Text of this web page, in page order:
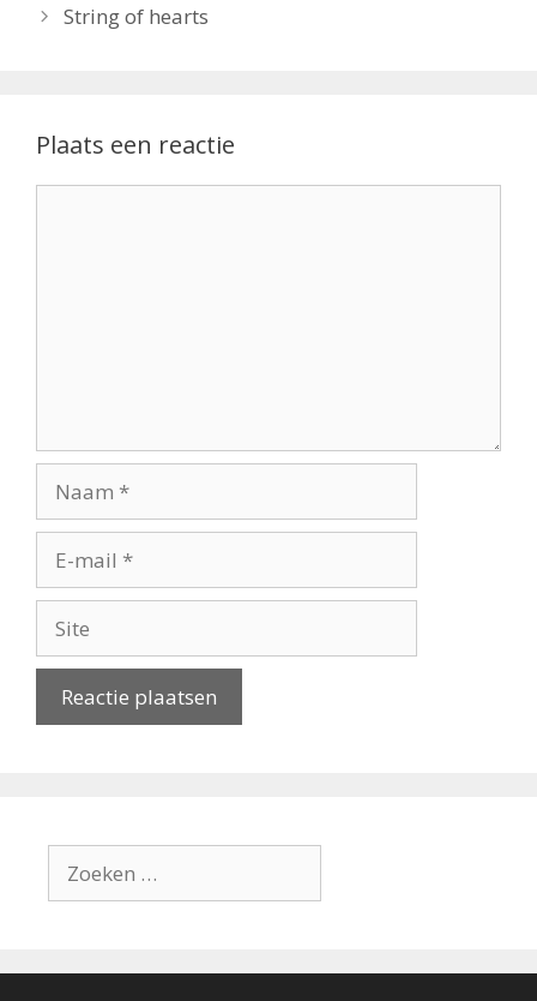
String of hearts
Plaats een reactie
mail
naar: